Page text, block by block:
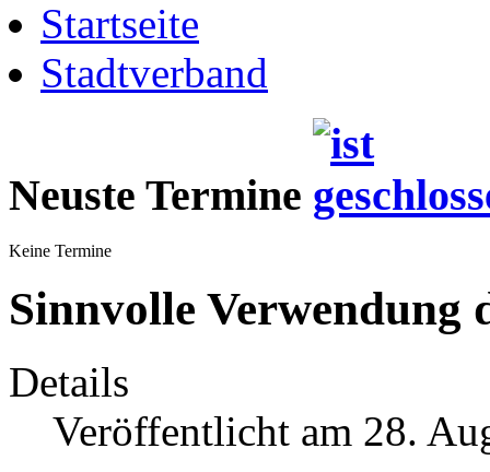
Startseite
Stadtverband
Neuste Termine
Keine Termine
Sinnvolle Verwendung
Details
Veröffentlicht am 28.